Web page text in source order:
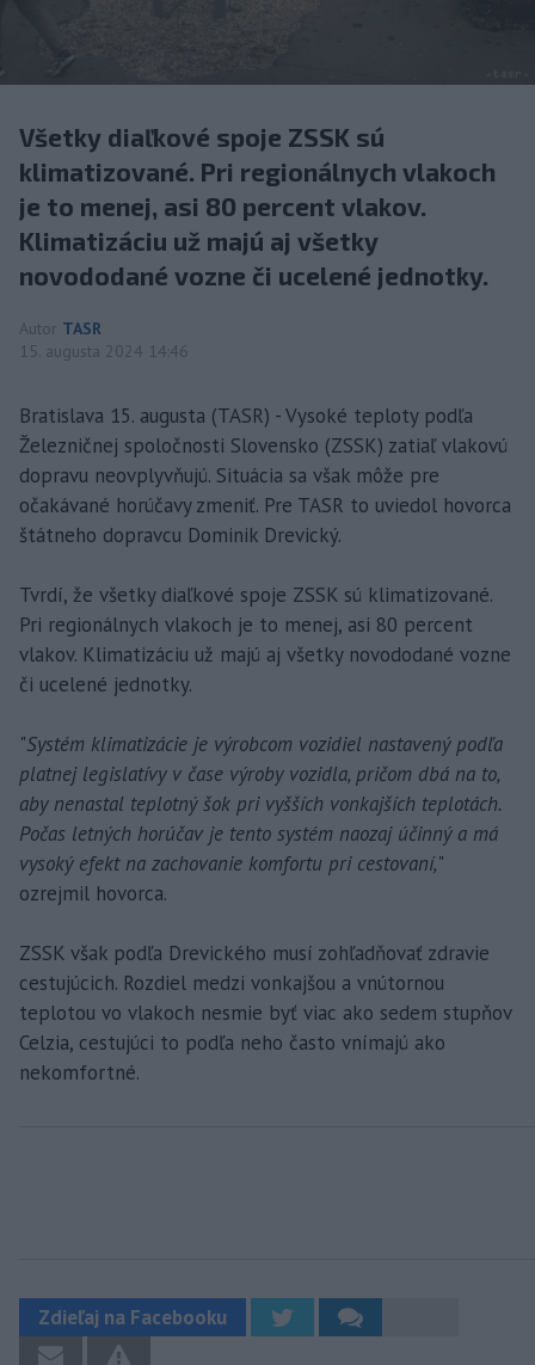
Všetky diaľkové spoje ZSSK sú
klimatizované. Pri regionálnych vlakoch
je to menej, asi 80 percent vlakov.
Klimatizáciu už majú aj všetky
novododané vozne či ucelené jednotky.
Autor TASR
15. augusta 2024 14:46
Bratislava 15. augusta (TASR) - Vysoké teploty podľa
Železničnej spoločnosti Slovensko (ZSSK) zatiaľ vlakovú
dopravu neovplyvňujú. Situácia sa však môže pre
očakávané horúčavy zmeniť. Pre TASR to uviedol hovorca
štátneho dopravcu Dominik Drevický.
Tvrdí, že všetky diaľkové spoje ZSSK sú klimatizované.
Pri regionálnych vlakoch je to menej, asi 80 percent
vlakov. Klimatizáciu už majú aj všetky novododané vozne
či ucelené jednotky.
"Systém klimatizácie je výrobcom vozidiel nastavený podľa
platnej legislatívy v čase výroby vozidla, pričom dbá na to,
aby nenastal teplotný šok pri vyšších vonkajších teplotách.
Počas letných horúčav je tento systém naozaj účinný a má
vysoký efekt na zachovanie komfortu pri cestovaní,"
ozrejmil hovorca.
ZSSK však podľa Drevického musí zohľadňovať zdravie
cestujúcich. Rozdiel medzi vonkajšou a vnútornou
teplotou vo vlakoch nesmie byť viac ako sedem stupňov
Celzia, cestujúci to podľa neho často vnímajú ako
nekomfortné.
Zdieľaj na Facebooku